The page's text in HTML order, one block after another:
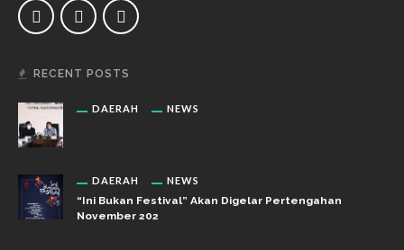
RECENT POSTS
DAERAH NEWS
DAERAH NEWS
“Ini Bukan Festival” Akan Digelar Pertengahan
November 202